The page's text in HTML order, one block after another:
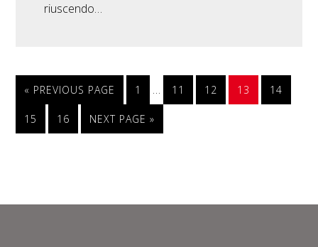
riuscendo…
« PREVIOUS PAGE 1 … 11 12 13 14
15 16 NEXT PAGE »